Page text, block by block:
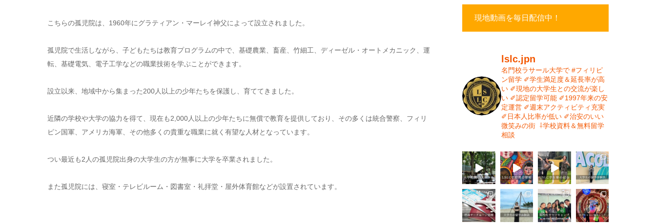
こちらの孤児院は、1960年にグラティアン・マーレイ神父によって設立されました。
孤児院で生活しながら、子どもたちは教育プログラムの中で、基礎農業、畜産、竹細工、ディーゼル・オートメカニック、運
転、基礎電気、電子工学などの職業技術を学ぶことができます。
設立以来、地域中から集まった200人以上の少年たちを保護し、育ててきました。
近隣の学校や大学の協力を得て、現在も2,000人以上の少年たちに無償で教育を提供しており、その多くは統合警察、フィリ
ピン国軍、アメリカ海軍、その他多くの貴重な職業に就く有望な人材となっています。
つい最近も2人の孤児院出身の大学生の方が無事に大学を卒業されました。
また孤児院には、寝室・テレビルーム・図書室・礼拝堂・屋外体育館などが設置されています。
現地動画を毎日配信中！
lslc.jpn
名門校ラサール大学で #フィリピ
ン留学⁡ ⁡✐学生満足度＆延長率が高
い⁡ ✐現地の大学生との交流が楽し
い⁡ ✐認定留学可能⁡ ✐1997年来の安
定運営⁡⁡ ✐週末アクティビティ充実⁡
✐日本人比率が低い ⁡✐治安のいい
微笑みの街⁡ ⇩学校資料＆無料留学
相談